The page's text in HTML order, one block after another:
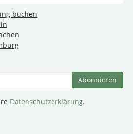
buchen
Datenschutzerklärung.